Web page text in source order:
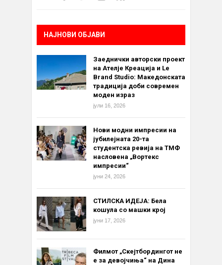
НАЈНОВИ ОБЈАВИ
Заеднички авторски проект
на Ателје Креација и Le
Brand Studio: Македонската
традиција доби современ
моден израз
јули 16, 2026
Нови модни импресии на
јубилејната 20-та
студентска ревија на ТМФ
насловена „Вортекс
импресии“
јуни 24, 2026
СТИЛСКА ИДЕЈА: Бела
кошула со машки крој
јуни 17, 2026
Филмот „Скејтбордингот не
е за девојчиња“ на Дина